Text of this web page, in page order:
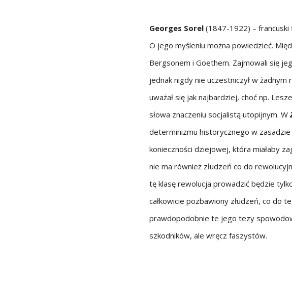
Georges Sorel(1847-1922) – francuski
O jego myśleniu można powiedzieć.
Bergsonem i Goethem. Zajmowali się
jednak nigdy nie uczestniczył w
uważał się jak najbardziej, choć np.
słowa znaczeniu socjalistą utopijnym. W
determinizmu historycznego w
konieczności dziejowej, która miałaby
nie ma również złudzeń co do
tę klasę rewolucja prowadzić będzie
całkowicie pozbawiony złudzeń, co do
prawdopodobnie te jego tezy
szkodników, ale wręcz faszystów.